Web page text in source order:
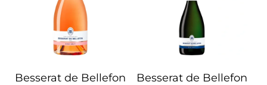
Besserat de Bellefon Besserat de Bellefon